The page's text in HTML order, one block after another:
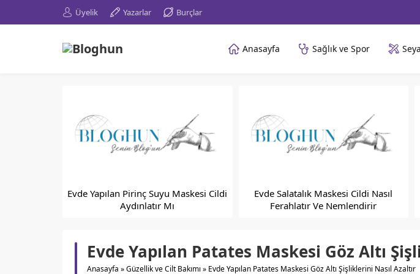
Üyelik Yazarlar Burçlar
Anasayfa Sağlık ve Spor
Evde Yapılan Pirinç Suyu Maskesi Cildi
Aydınlatır Mı
Evde Salatalık Maskesi Cildi Nasıl
Ferahlatır Ve Nemlendirir
Evde Yapılan Patates Maskesi Göz Altı
Anasayfa »Güzellik ve Cilt Bakımı » Evde Yapılan Patates Maskesi Göz Altı Şişliklerini Nasıl Azaltır